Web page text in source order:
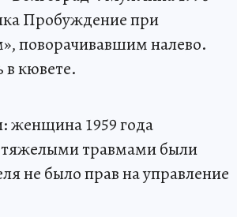
Пробуждение при
поворачивавшим налево.
в кювете.
женщина 1959 года
тяжелыми травмами были
не было прав на управление